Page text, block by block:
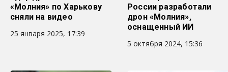
«Молния» по Харькову
сняли на видео
25 января 2025, 17:39
России разработали
дрон «Молния»,
оснащенный ИИ
5 октября 2024, 15:36